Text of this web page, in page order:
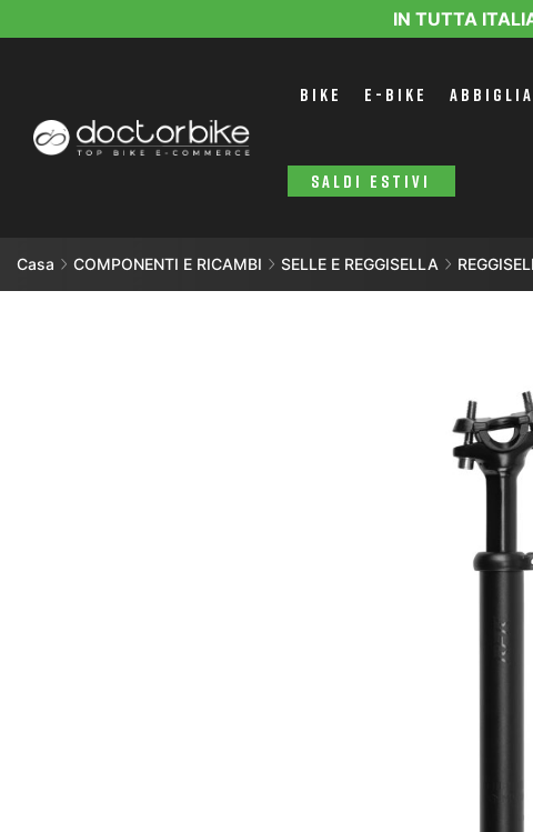
IN TUTTA
BIKE E-BIKE
SALDI ESTIVI
Casa COMPONENTI E RICAMBI SELLE E REGGISELLA